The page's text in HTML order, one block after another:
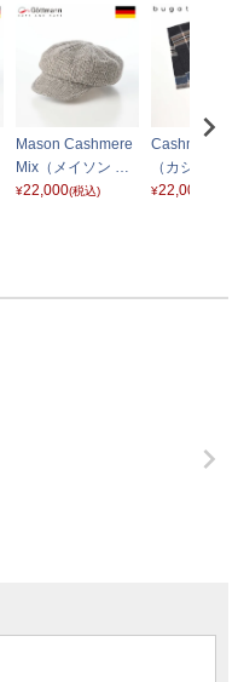
Mason Cashmere
Mix（メイソン カ
シミヤ ミックス）
¥22,000(税込)
Cashmere
（カシミヤ
フ） 630317
¥22,000